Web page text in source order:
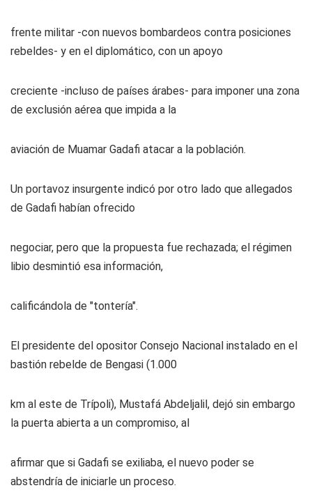
frente militar -con nuevos bombardeos contra posiciones
rebeldes- y en el diplomático, con un apoyo
creciente -incluso de países árabes- para imponer una zona
de exclusión aérea que impida a la
aviación de Muamar Gadafi atacar a la población.
Un portavoz insurgente indicó por otro lado que allegados
de Gadafi habían ofrecido
negociar, pero que la propuesta fue rechazada; el régimen
libio desmintió esa información,
calificándola de "tontería".
El presidente del opositor Consejo Nacional instalado en el
bastión rebelde de Bengasi (1.000
km al este de Trípoli), Mustafá Abdeljalil, dejó sin embargo
la puerta abierta a un compromiso, al
afirmar que si Gadafi se exiliaba, el nuevo poder se
abstendría de iniciarle un proceso.